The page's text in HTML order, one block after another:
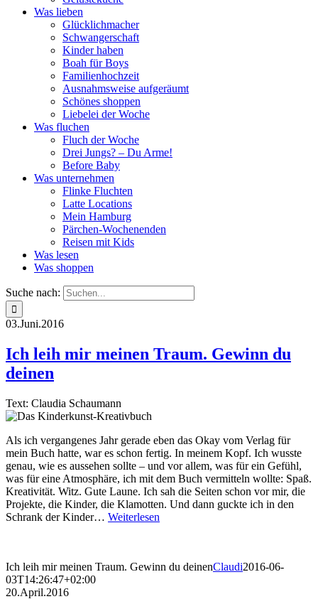
Was lieben
Glücklichmacher
Schwangerschaft
Kinder haben
Boah für Boys
Familienhochzeit
Ausnahmsweise aufgeräumt
Schönes shoppen
Liebelei der Woche
Was fluchen
Fluch der Woche
Drei Jungs? – Du Arme!
Before Baby
Was unternehmen
Flinke Fluchten
Latte Locations
Mein Hamburg
Pärchen-Wochenenden
Reisen mit Kids
Was lesen
Was shoppen
Suche nach:
03.Juni.2016
Ich leih mir meinen Traum. Gewinn du
deinen
Text: Claudia Schaumann
Als ich vergangenes Jahr gerade eben das Okay vom Verlag für
mein Buch hatte, war es schon fertig. In meinem Kopf. Ich wusste
genau, wie es aussehen sollte – und vor allem, was für ein Gefühl,
was für eine Atmosphäre, ich mit dem Buch vermitteln wollte: Spaß.
Kreativität. Witz. Gute Laune. Ich sah die Seiten schon vor mir, die
Projekte, die Kinder, die Klamotten. Und dann guckte ich in den
Schrank der Kinder… Weiterlesen
Ich leih mir meinen Traum. Gewinn du deinenClaudi2016-06-
03T14:26:47+02:00
20.April.2016